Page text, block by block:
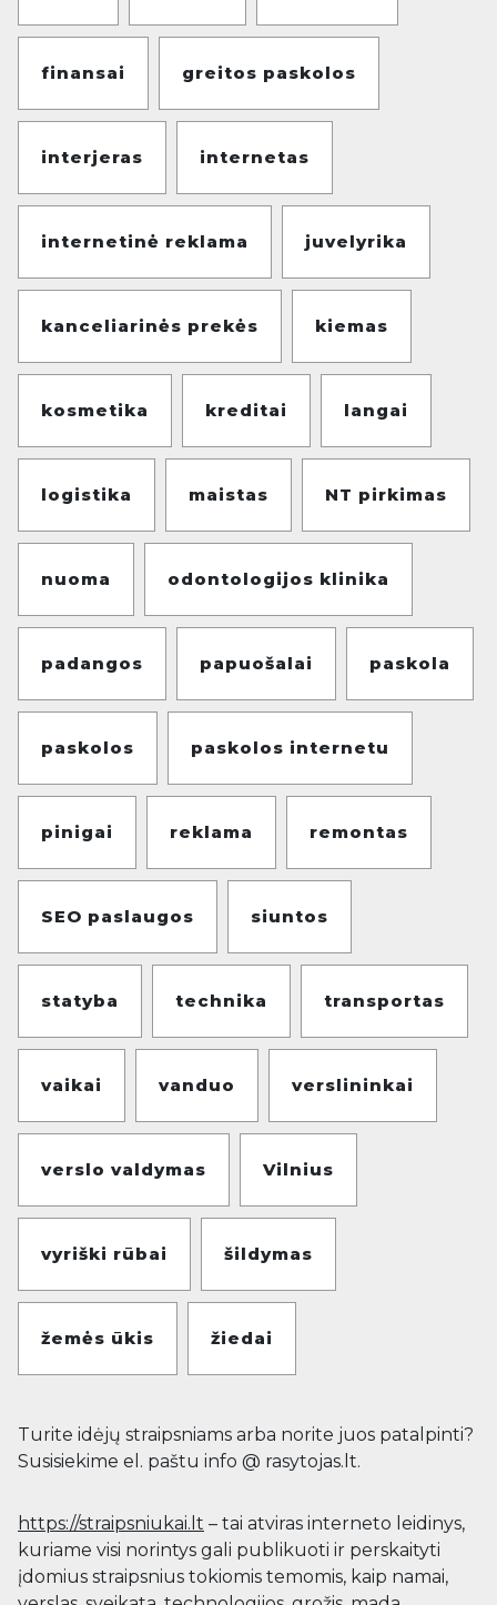
finansai greitos paskolos
interjeras internetas
internetinė reklama juvelyrika
kanceliarinės prekės kiemas
kosmetika kreditai langai
logistika maistas NT pirkimas
nuoma odontologijos klinika
padangos papuošalai paskola
paskolos paskolos internetu
pinigai reklama remontas
SEO paslaugos siuntos
statyba technika transportas
vaikai vanduo verslininkai
verslo valdymas Vilnius
vyriški rūbai šildymas
žemės ūkis žiedai
Turite idėjų straipsniams arba norite juos patalpinti?
Susisiekime el. paštu info @ rasytojas.lt.
https://straipsniukai.lt – tai atviras interneto leidinys,
kuriame visi norintys gali publikuoti ir perskaityti
įdomius straipsnius tokiomis temomis, kaip namai,